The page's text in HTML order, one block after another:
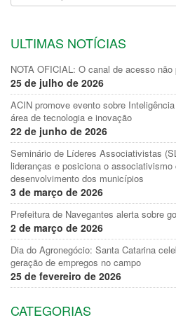
ULTIMAS NOTÍCIAS
NOTA OFICIAL: O canal de acesso não
25 de julho de 2026
ACIN promove evento sobre
área de tecnologia e inovação
22 de junho de 2026
Seminário de Líderes Associativistas
lideranças e posiciona o associativismo
desenvolvimento dos municípios
3 de março de 2026
Prefeitura de Navegantes alerta sobre
2 de março de 2026
Dia do Agronegócio: Santa Catarina
geração de empregos no campo
25 de fevereiro de 2026
CATEGORIAS